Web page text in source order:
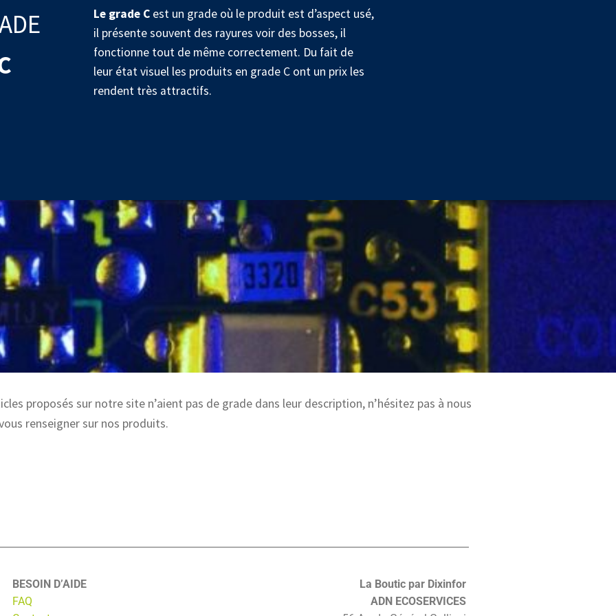
Le grade Cest un grade où le produit est d’aspect usé,
il présente souvent des rayures voir des bosses, il
fonctionne tout de même correctement. Du fait de
leur état visuel les produits en grade C ont un prix les
rendent très attractifs.
proposés sur notre site n’aient pas de grade dans leur description, n’hésitez pas à nous
renseigner sur nos produits.
BESOIN D’AIDE
FAQ
La Boutic par Dixinfor
ADN ECOSERVICES